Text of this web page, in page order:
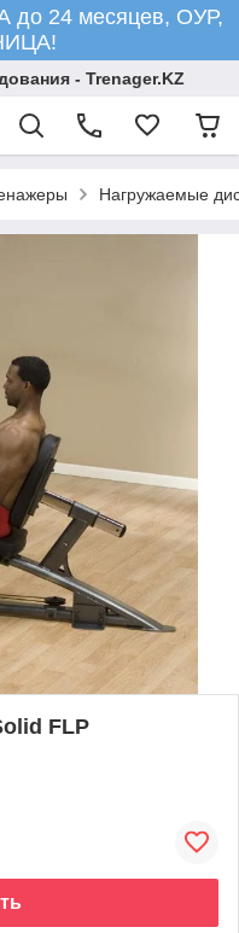
до 24 месяцев, ОУР,
- Trenager.KZ
Нагружаемые
FLP